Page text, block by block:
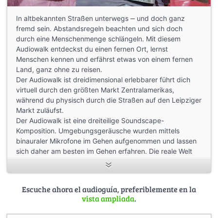
In altbekannten Straßen unterwegs ‒ und doch ganz
fremd sein. Abstandsregeln beachten und sich doch
durch eine Menschenmenge schlängeln. Mit diesem
Audiowalk entdeckst du einen fernen Ort, lernst
Menschen kennen und erfährst etwas von einem fernen
Land, ganz ohne zu reisen.
Der Audiowalk ist dreidimensional erlebbarer führt dich
virtuell durch den größten Markt Zentralamerikas,
während du physisch durch die Straßen auf den Leipziger
Markt zuläufst.
Der Audiowalk ist eine dreiteilige Soundscape-
Komposition. Umgebungsgeräusche wurden mittels
binauraler Mikrofone im Gehen aufgenommen und lassen
sich daher am besten im Gehen erfahren. Die reale Welt
mit ihrer Geräuschkulisse und die Geräuschkulisse der
Je nachdem welchen Zugang zum Markt in Leipzig du
nimmst, erlebst du unterschiedliche Facetten des riesigen
Mercado Oriental, der im fernen Nicaragua eine Stadt in
Escuche ahora el audioguía, preferiblemente en la
vista ampliada.